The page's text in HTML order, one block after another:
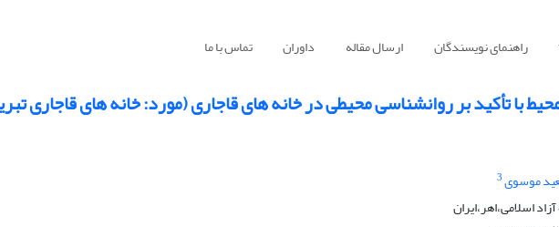
راهنمای نویسندگان ارسال مقاله داوران تماس با ما
با تأکید بر روانشناسی محیطی در خانه‏ های قاجاری (مورد: خانه ‏های قاجاری
موسوی3
اسلامی،اهر،ایران